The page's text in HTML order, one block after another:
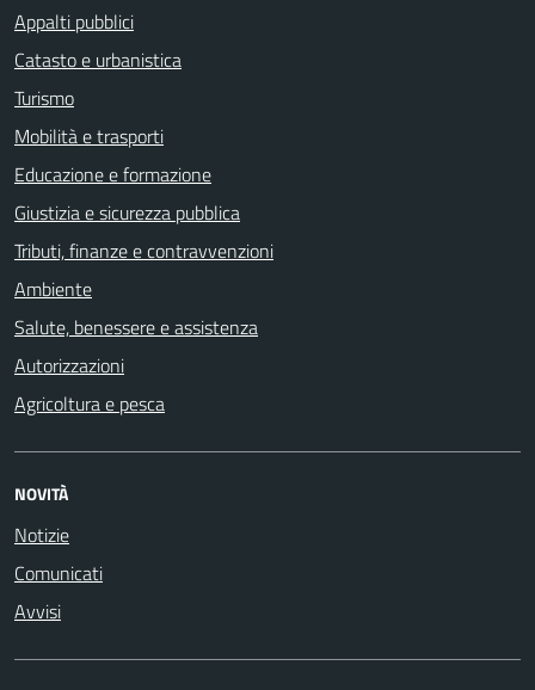
Appalti pubblici
Catasto e urbanistica
Turismo
Mobilità e trasporti
Educazione e formazione
Giustizia e sicurezza pubblica
Tributi, finanze e contravvenzioni
Ambiente
Salute, benessere e assistenza
Autorizzazioni
Agricoltura e pesca
NOVITÀ
Notizie
Comunicati
Avvisi